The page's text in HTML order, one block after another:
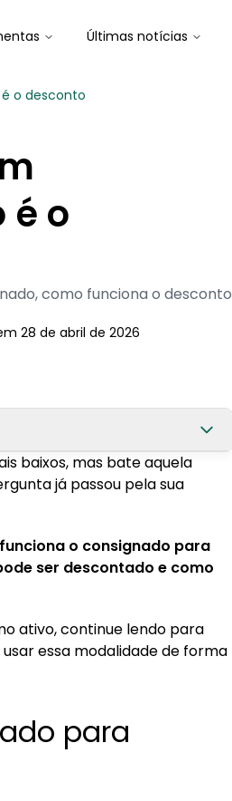
Últimas notícias
o desconto
é o
como funciona o desconto
28 de abril de 2026
baixos, mas bate aquela
já passou pela sua
o consignado para
ser descontado e como
ativo, continue lendo para
essa modalidade de forma
para